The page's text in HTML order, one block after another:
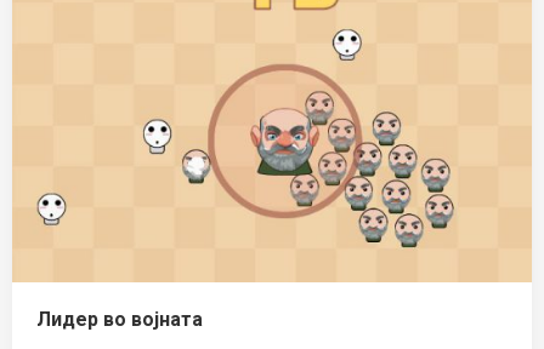
Лидер во војната